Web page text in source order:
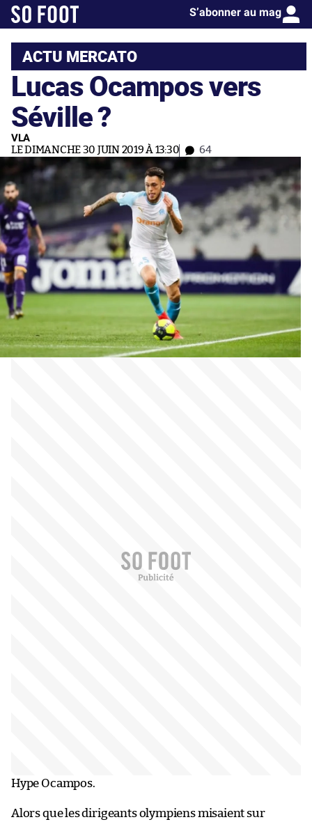
S’abonner au mag
ACTU MERCATO
Lucas Ocampos vers
Séville ?
VLA
LE DIMANCHE 30 JUIN 2019 À 13:30 64
Hype Ocampos.
Alors que les dirigeants olympiens misaient sur